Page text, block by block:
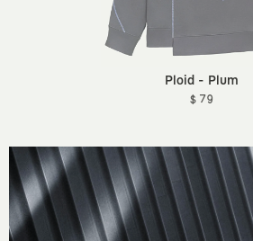
Ploid - Plum
$ 79